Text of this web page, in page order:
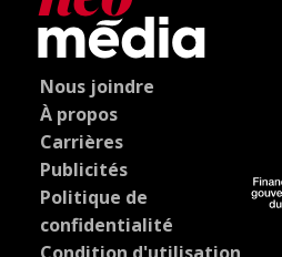
Nous joindre
À propos
Carrières
Publicités
Politique de
confidentialité